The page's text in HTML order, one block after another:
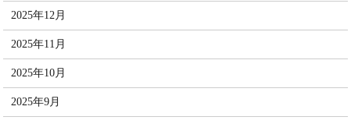
2025年12月
2025年11月
2025年10月
2025年9月